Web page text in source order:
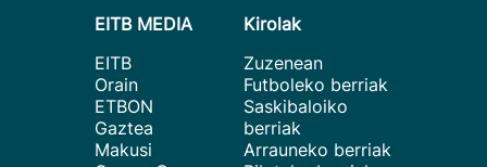
EITB MEDIA
EITB
Orain
ETBON
Gaztea
Makusi
Kirolak
Zuzenean
Futboleko berriak
Saskibaloiko
berriak
Arrauneko berriak